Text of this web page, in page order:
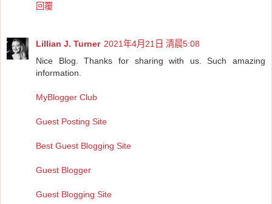
回覆
Lillian J. Turner 2021年4月21日 清晨5:08
Nice Blog. Thanks for sharing with us. Such amazing
information.
MyBlogger Club
Guest Posting Site
Best Guest Blogging Site
Guest Blogger
Guest Blogging Site